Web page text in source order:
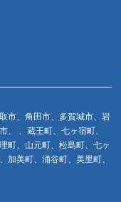
市、角田市、多賀城市、岩
、蔵王町、七ヶ宿町、
町、山元町、松島町、七ヶ
美町、涌谷町、美里町、